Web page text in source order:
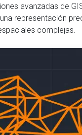
avanzadas de
representación
complejas.